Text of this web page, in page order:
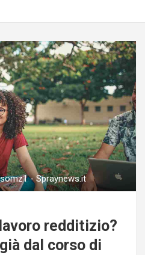
- Spraynews.it
redditizio?
dal corso di